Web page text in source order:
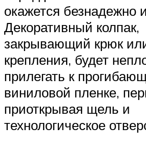
окажется безнадежно
Декоративный колпак,
закрывающий крюк
крепления, будет
прилегать к
виниловой пленке,
приоткрывая щель и
технологическое